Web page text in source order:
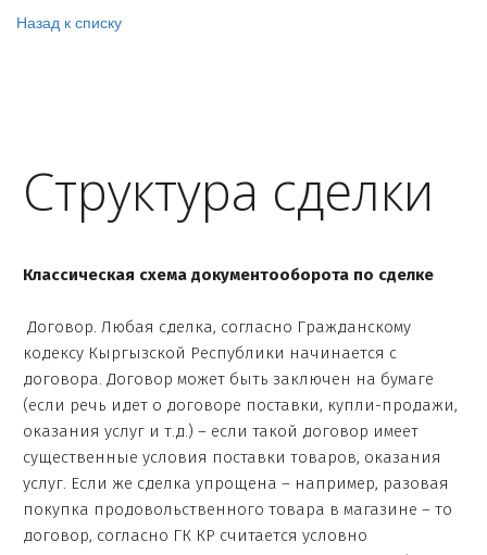
Назад к списку
Структура сделки
Классическая схема документооборота по сделке
Договор. Любая сделка, согласно Гражданскому
кодексу Кыргызской Республики начинается с
договора. Договор может быть заключен на бумаге
(если речь идет о договоре поставки, купли-продажи,
оказания услуг и т.д.) – если такой договор имеет
существенные условия поставки товаров, оказания
услуг. Если же сделка упрощена – например, разовая
покупка продовольственного товара в магазине – то
договор, согласно ГК КР считается условно